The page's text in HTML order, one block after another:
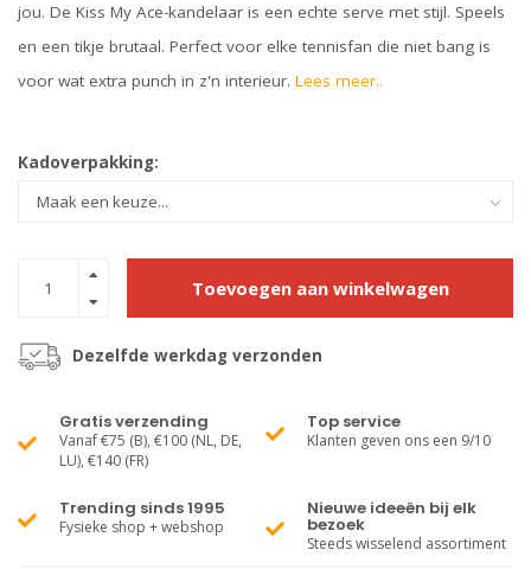
jou. De Kiss My Ace-kandelaar is een echte serve met stijl. Speels
en een tikje brutaal. Perfect voor elke tennisfan die niet bang is
voor wat extra punch in z'n interieur. Lees meer..
Kadoverpakking:
Toevoegen aan winkelwagen
Dezelfde werkdag verzonden
Gratis verzending
Vanaf €75 (B), €100 (NL, DE,
LU), €140 (FR)
Top service
Klanten geven ons een 9/10
Trending sinds 1995
Fysieke shop + webshop
Nieuwe ideeën bij elk
bezoek
Steeds wisselend assortiment